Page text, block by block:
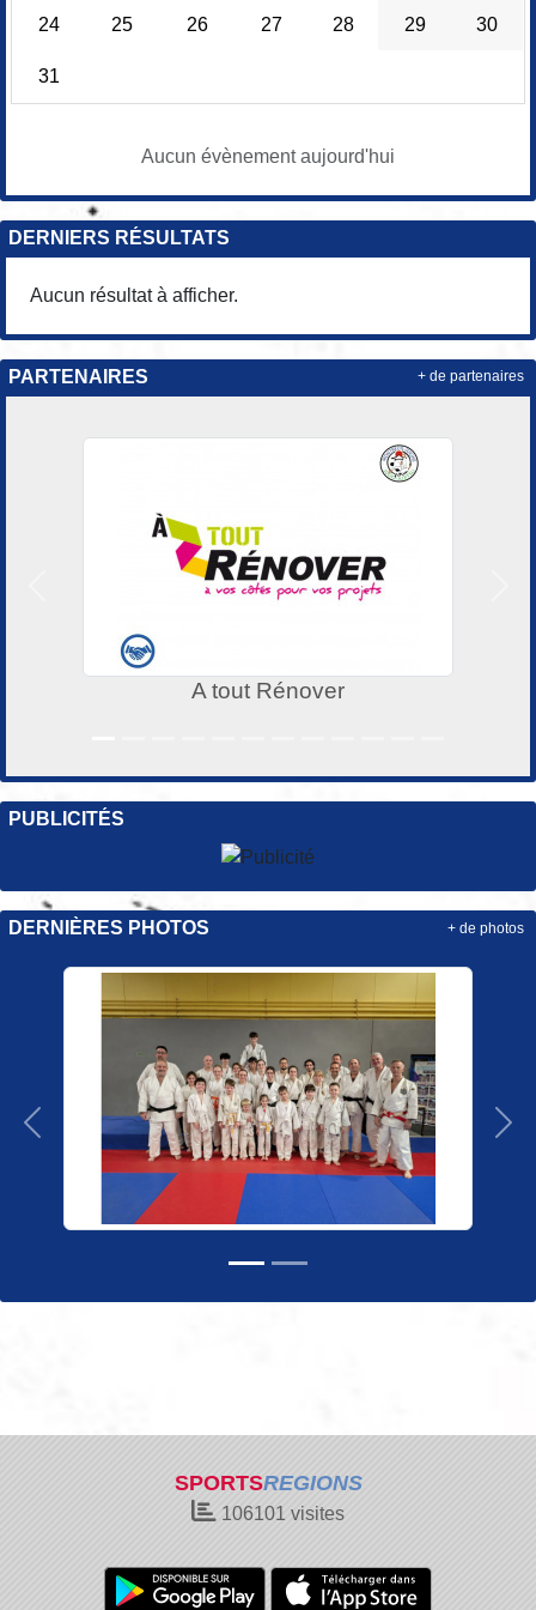
24 25 26 27 28 29 30
31
Aucun évènement aujourd'hui
DERNIERS RÉSULTATS
Aucun résultat à afficher.
PARTENAIRES
A tout Rénover
+ de partenaires
PUBLICITÉS
DERNIÈRES PHOTOS
Précedent
+ de photos
SPORTSREGIONS
106101 visites